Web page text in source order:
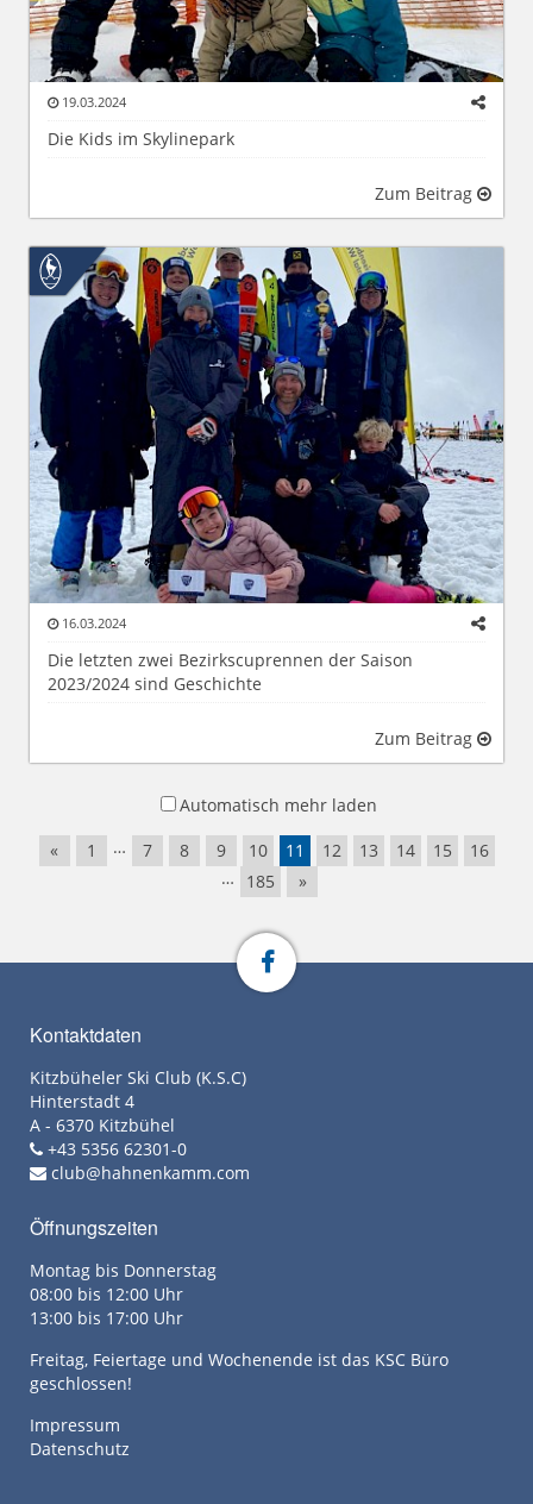
19.03.2024
Die Kids im Skylinepark
Zum Beitrag
16.03.2024
Die letzten zwei Bezirkscuprennen der Saison
2023/2024 sind Geschichte
Zum Beitrag
Automatisch mehr laden
«
1 … 7 8 9 10 11 12 13 14 15
16
…
185 »
Kontaktdaten
Kitzbüheler Ski Club (K.S.C)
Hinterstadt 4
A - 6370 Kitzbühel
+43 5356 62301-0
club@hahnenkamm.com
Öffnungszeiten
Montag bis Donnerstag
08:00 bis 12:00 Uhr
13:00 bis 17:00 Uhr
Freitag, Feiertage und Wochenende ist das KSC Büro
geschlossen!
Impressum
Datenschutz